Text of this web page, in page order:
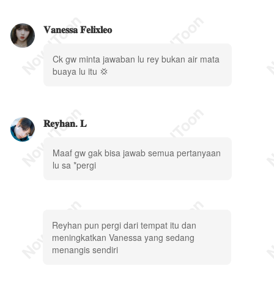
𝐕𝐚𝐧𝐞𝐬𝐬𝐚 𝐅𝐞𝐥𝐢𝐱𝐥𝐞𝐨
Ck gw minta jawaban lu rey bukan air mata
buaya lu itu 💢
𝐑𝐞𝐲𝐡𝐚𝐧. 𝐋
Maaf gw gak bisa jawab semua pertanyaan
lu sa *pergi
Reyhan pun pergi dari tempat itu dan
meningkatkan Vanessa yang sedang
menangis sendiri